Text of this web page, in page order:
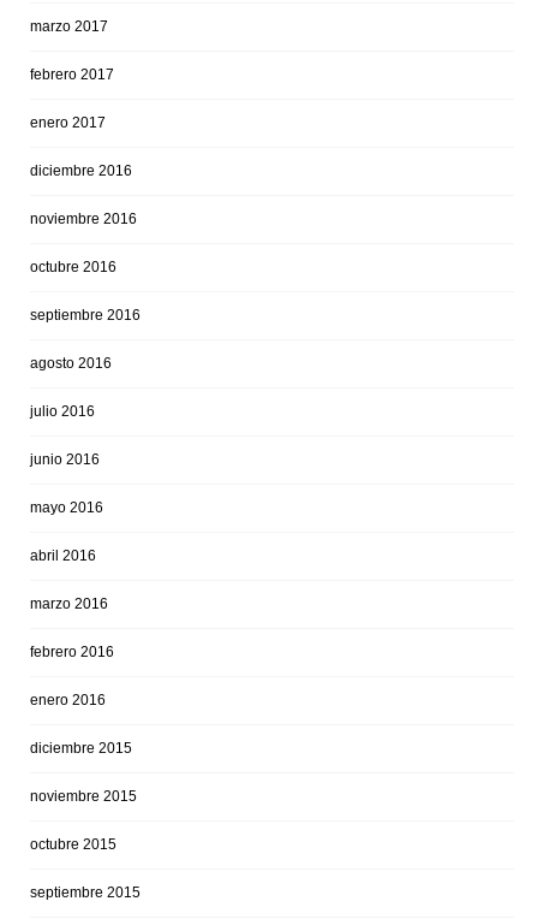
marzo 2017
febrero 2017
enero 2017
diciembre 2016
noviembre 2016
octubre 2016
septiembre 2016
agosto 2016
julio 2016
junio 2016
mayo 2016
abril 2016
marzo 2016
febrero 2016
enero 2016
diciembre 2015
noviembre 2015
octubre 2015
septiembre 2015